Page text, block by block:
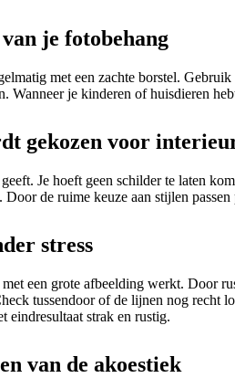
je fotobehang
met een zachte borstel.
je kinderen of huisdieren
gekozen voor
Je hoeft geen schilder te laten
de ruime keuze aan stijlen
stress
een grote afbeelding werkt. Door
tussendoor of de lijnen nog
eindresultaat strak en rustig.
van de akoestiek